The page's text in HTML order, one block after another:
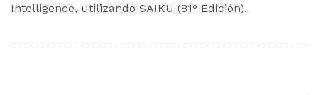
Intelligence, utilizando SAIKU (81° Edición).